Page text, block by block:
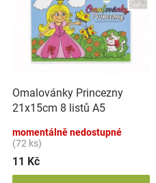
Omalovánky Princezny
21x15cm 8 listů A5
momentálně nedostupné
(72 ks)
11 Kč